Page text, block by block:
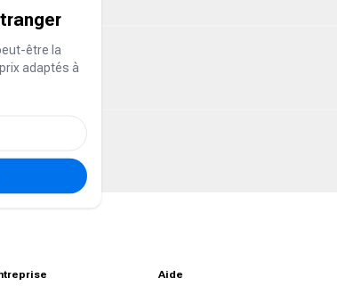
Aide
être la
adaptés à